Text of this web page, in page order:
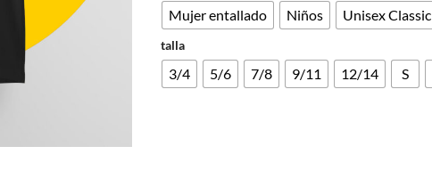
Mujer entallado Niños Unisex Classic
talla
3/4 5/6 7/8 9/11 12/14 S